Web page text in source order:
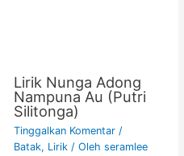
Lirik Nunga Adong
Nampuna Au (Putri
Silitonga)
Tinggalkan Komentar /
Batak, Lirik/ Oleh seramlee